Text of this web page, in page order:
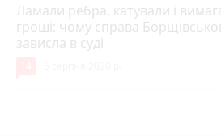
Ламали ребра, катували і
гроші: чому справа
зависла в суді